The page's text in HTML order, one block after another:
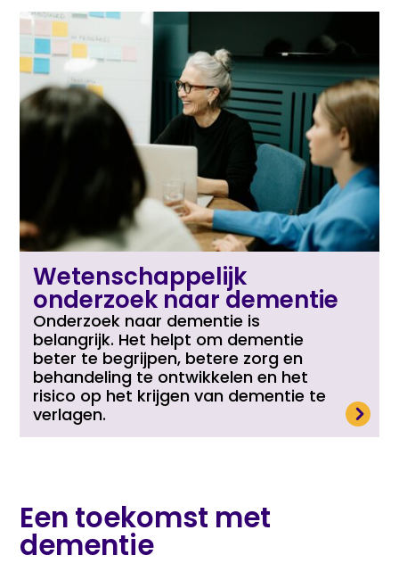
Wetenschappelijk
onderzoek naar dementie
Onderzoek naar dementie is
belangrijk. Het helpt om dementie
beter te begrijpen, betere zorg en
behandeling te ontwikkelen en het
risico op het krijgen van dementie te
verlagen.
Een toekomst met
dementie